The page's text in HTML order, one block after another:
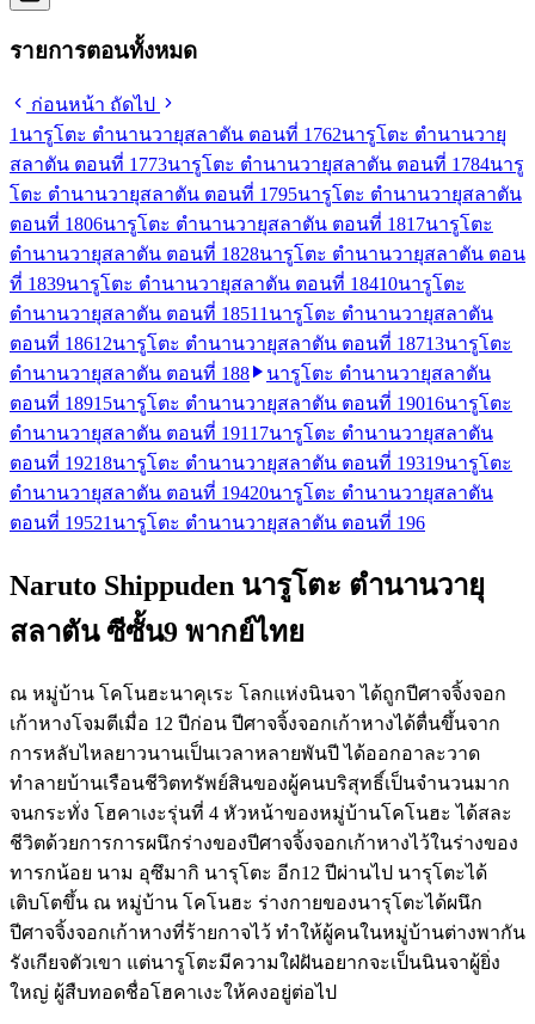
รายการตอนทั้งหมด
ก่อนหน้า ถัดไป
1 นารูโตะ ตำนานวายุสลาตัน ตอนที่ 1762นารูโตะ ตำนานวายุ
สลาตัน ตอนที่ 1773นารูโตะ ตำนานวายุสลาตัน ตอนที่ 1784นารู
โตะ ตำนานวายุสลาตัน ตอนที่ 1795นารูโตะ ตำนานวายุสลาตัน
ตอนที่ 1806นารูโตะ ตำนานวายุสลาตัน ตอนที่ 181 7นารูโตะ
ตำนานวายุสลาตัน ตอนที่ 1828นารูโตะ ตำนานวายุสลาตัน ตอน
ที่ 1839นารูโตะ ตำนานวายุสลาตัน ตอนที่ 18410นารูโตะ
ตำนานวายุสลาตัน ตอนที่ 18511 นารูโตะ ตำนานวายุสลาตัน
ตอนที่ 18612นารูโตะ ตำนานวายุสลาตัน ตอนที่ 18713นารูโตะ
ตำนานวายุสลาตัน ตอนที่ 188
นารูโตะ ตำนานวายุสลาตัน
ตอนที่ 18915นารูโตะ ตำนานวายุสลาตัน ตอนที่ 19016นารูโตะ
ตำนานวายุสลาตัน ตอนที่ 191 17นารูโตะ ตำนานวายุสลาตัน
ตอนที่ 19218นารูโตะ ตำนานวายุสลาตัน ตอนที่ 19319นารูโตะ
ตำนานวายุสลาตัน ตอนที่ 19420นารูโตะ ตำนานวายุสลาตัน
ตอนที่ 19521 นารูโตะ ตำนานวายุสลาตัน ตอนที่ 196
Naruto Shippuden นารูโตะ ตำนานวายุ
สลาตัน ซีซั้น9 พากย์ไทย
ณ หมู่บ้าน โคโนฮะนาคุเระ โลกแห่งนินจา ได้ถูกปีศาจจิ้งจอก
เก้าหางโจมตีเมื่อ 12 ปีก่อน ปีศาจจิ้งจอกเก้าหางได้ตื่นขึ้นจาก
การหลับไหลยาวนานเป็นเวลาหลายพันปี ได้ออกอาละวาด
ทำลายบ้านเรือนชีวิตทรัพย์สินของผู้คนบริสุทธิ์เป็นจำนวนมาก
จนกระทั่ง โฮคาเงะรุ่นที่ 4 หัวหน้าของหมู่บ้านโคโนฮะ ได้สละ
ชีวิตด้วยการการผนึกร่างของปีศาจจิ้งจอกเก้าหางไว้ในร่างของ
ทารกน้อย นาม อุซึมากิ นารุโตะ อีก12 ปีผ่านไป นารุโตะได้
เติบโตขึ้น ณ หมู่บ้าน โคโนฮะ ร่างกายของนารุโตะได้ผนึก
ปีศาจจิ้งจอกเก้าหางที่ร้ายกาจไว้ ทำให้ผู้คนในหมู่บ้านต่างพากัน
รังเกียจตัวเขา แต่นารูโตะมีความใฝ่ฝันอยากจะเป็นนินจาผู้ยิ่ง
ใหญ่ ผู้สืบทอดชื่อโฮคาเงะให้คงอยู่ต่อไป